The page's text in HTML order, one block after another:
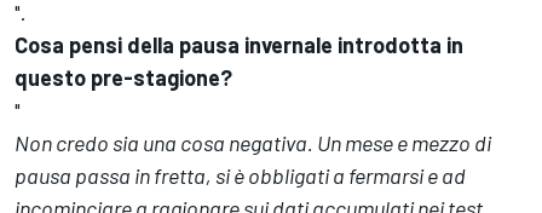
".
Cosa pensi della pausa invernale introdotta in
questo pre-stagione?
"
Non credo sia una cosa negativa. Un mese e mezzo di
pausa passa in fretta, si è obbligati a fermarsi e ad